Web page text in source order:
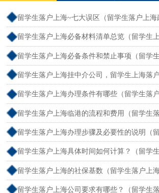
留学生落户上海~七大误区（留学生落户上海
留学生落户上海必备材料清单总览（留学生
留学生落户上海必备条件和禁止事项（留学
策解读）
留学生落户上海挂中介公司，留学生上海落
海挂中介公司,留学生上海落户有影响吗）
留学生落户上海办理条件有哪些（留学生落
年）
留学生落户上海临港的流程和费用（留学生
经验分享）
留学生落户上海办理步骤及必要性的说明（
意事项）
留学生落户上海具体时间如何计算？（留学
留学生落户上海的社保基数（留学生落户上
保基数）
留学生落户上海公司要求有哪些？（留学生